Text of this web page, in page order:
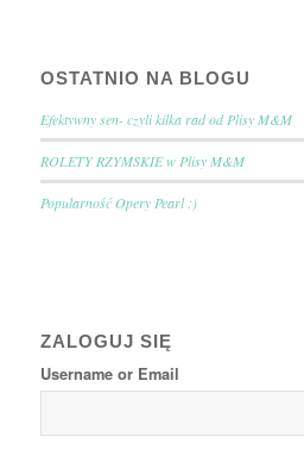
OSTATNIO NA BLOGU
Efektywny sen- czyli kilka rad od Plisy M&M
ROLETY RZYMSKIE w Plisy M&M
Popularność Opery Pearl :)
ZALOGUJ SIĘ
Username or Email